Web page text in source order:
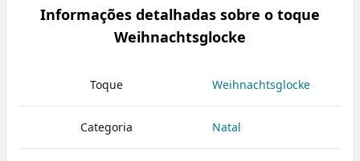
Informações detalhadas sobre o toque
Weihnachtsglocke
Toque Weihnachtsglocke
Categoria Natal